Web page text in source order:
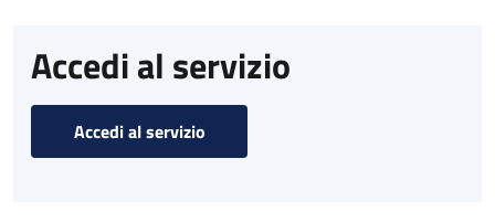
Accedi al servizio
Accedi al servizio